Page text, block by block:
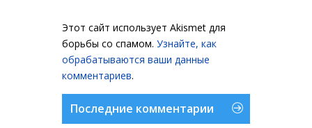
Этот сайт использует Akismet для
борьбы со спамом. Узнайте, как
обрабатываются ваши данные
комментариев.
Последние комментарии